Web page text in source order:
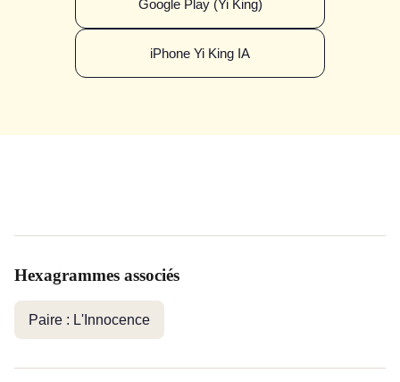
Google Play (Yi King)
iPhone Yi King IA
Hexagrammes associés
Paire : L'Innocence